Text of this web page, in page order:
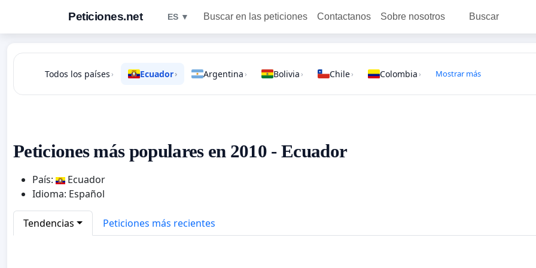
Peticiones.net ES ▼ Buscar en las peticiones Contactanos Sobre nosotros Buscar
Todos los países › Ecuador› Argentina › Bolivia › Chile› Colombia › Mostrar más
Peticiones más populares en 2010 - Ecuador
País:
Ecuador
Idioma: Español
Tendencias Peticiones más recientes